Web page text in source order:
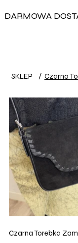
DARMOWA
SKLEP / Czarna
Czarna Torebka